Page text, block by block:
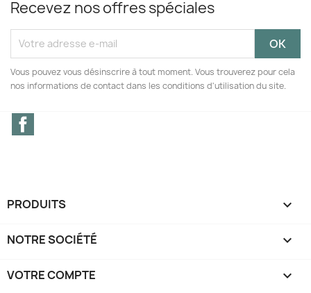
Recevez nos offres spéciales
Vous pouvez vous désinscrire à tout moment. Vous trouverez pour cela
nos informations de contact dans les conditions d'utilisation du site.
PRODUITS 
NOTRE SOCIÉTÉ 
VOTRE COMPTE 